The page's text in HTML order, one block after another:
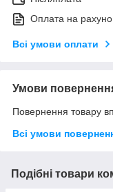
Оплата на
Всі умови оплати
Умови
Повернення товару
Всі умови
Подібні товари